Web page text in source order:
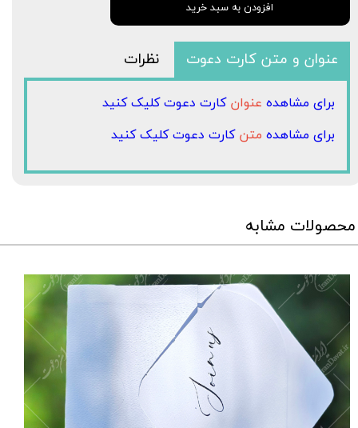
افزودن به سبد خرید
عنوان و متن کارت دعوت نظرات
برای مشاهده عنوان کارت دعوت کلیک کنید
برای مشاهده متن کارت دعوت کلیک کنید
محصولات مشابه